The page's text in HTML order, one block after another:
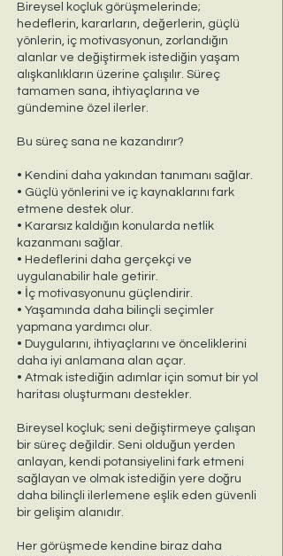
Bireysel koçluk görüşmelerinde;
hedeflerin, kararların, değerlerin, güçlü
yönlerin, iç motivasyonun, zorlandığın
alanlar ve değiştirmek istediğin yaşam
alışkanlıkların üzerine çalışılır. Süreç
tamamen sana, ihtiyaçlarına ve
gündemine özel ilerler.
Bu süreç sana ne kazandırır?
• Kendini daha yakından tanımanı sağlar.
• Güçlü yönlerini ve iç kaynaklarını fark
etmene destek olur.
• Kararsız kaldığın konularda netlik
kazanmanı sağlar.
• Hedeflerini daha gerçekçi ve
uygulanabilir hale getirir.
• İç motivasyonunu güçlendirir.
• Yaşamında daha bilinçli seçimler
yapmana yardımcı olur.
• Duygularını, ihtiyaçlarını ve önceliklerini
daha iyi anlamana alan açar.
• Atmak istediğin adımlar için somut bir yol
haritası oluşturmanı destekler.
Bireysel koçluk; seni değiştirmeye çalışan
bir süreç değildir. Seni olduğun yerden
anlayan, kendi potansiyelini fark etmeni
sağlayan ve olmak istediğin yere doğru
daha bilinçli ilerlemene eşlik eden güvenli
bir gelişim alanıdır.
Her görüşmede kendine biraz daha